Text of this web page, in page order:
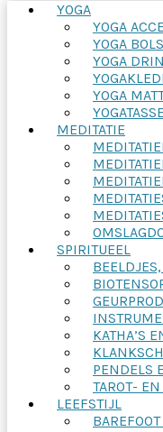
YOGA
YOGA
YOGA
YOGA
YOGA
MEDITATIE
SPIRITUEEL
KATHA’S
PENDELS
TAROT-
LEEFSTIJL